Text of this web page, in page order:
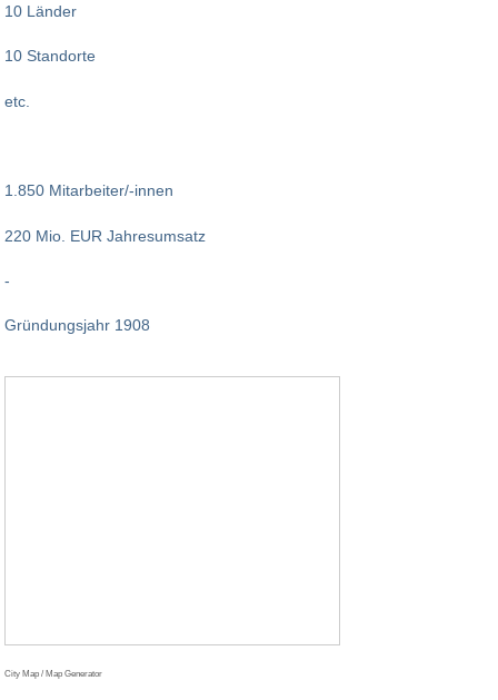
10 Länder
10 Standorte
etc.
1.850 Mitarbeiter/-innen
220 Mio. EUR Jahresumsatz
-
Gründungsjahr 1908
City Map / Map Generator